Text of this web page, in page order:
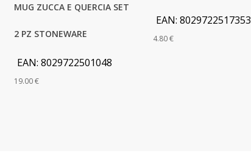
MUG ZUCCA E QUERCIA SET
2 PZ STONEWARE
EAN:8029722501048
19.00€
EAN: 8029722517353
4.80€